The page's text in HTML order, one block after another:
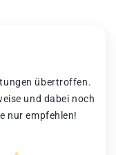
übertroffen.
und dabei noch
nur empfehlen!